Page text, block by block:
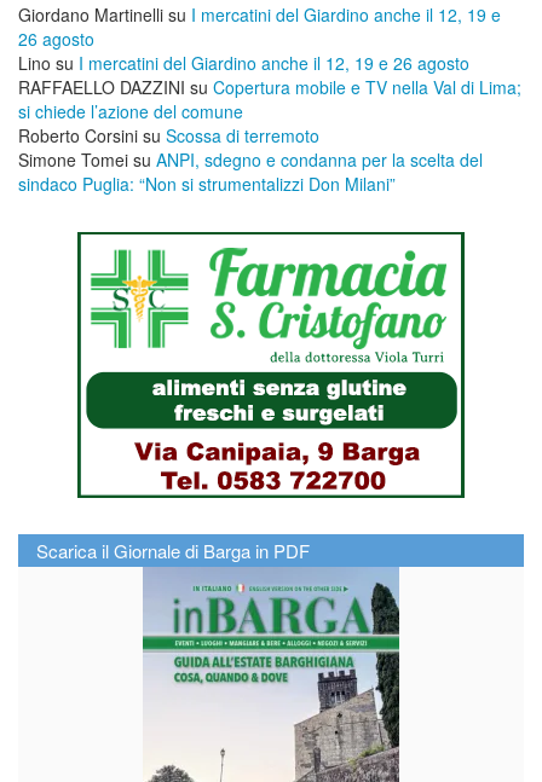
Giordano Martinelli su I mercatini del Giardino anche il 12, 19 e
26 agosto
Lino su I mercatini del Giardino anche il 12, 19 e 26 agosto
RAFFAELLO DAZZINI su ​Copertura mobile e TV nella Val di Lima;
si chiede l’azione del comune
Roberto Corsini su Scossa di terremoto
Simone Tomei su ANPI, sdegno e condanna per la scelta del
sindaco Puglia: “Non si strumentalizzi Don Milani”
Scarica il Giornale di Barga in PDF